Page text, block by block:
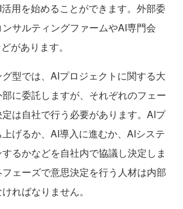
用を始めることができます。外部委
サルティングファームやAI専門会
があります。
型では、AIプロジェクトに関する大
に委託しますが、それぞれのフェー
は自社で行う必要があります。AIプ
げるか、AI導入に進むか、AIシステ
るかなどを自社内で協議し決定しま
ェーズで意思決定を行う人材は内部
ればなりません。